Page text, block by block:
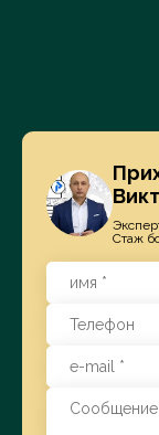
Стаж